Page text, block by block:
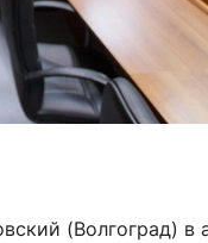
(Волгоград) в